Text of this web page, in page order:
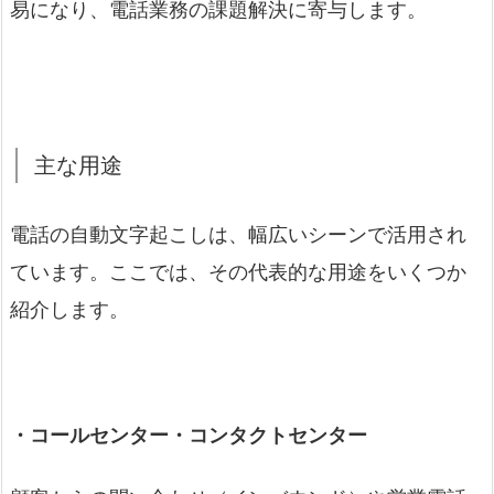
易になり、電話業務の課題解決に寄与します。
主な用途
電話の自動文字起こしは、幅広いシーンで活用され
ています。ここでは、その代表的な用途をいくつか
紹介します。
・コールセンター・コンタクトセンター